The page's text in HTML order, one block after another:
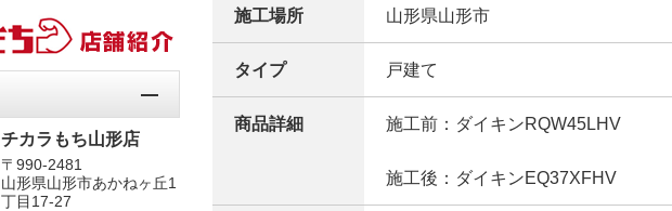
施工場所 山形県山形市
タイプ 戸建て
商品詳細 施工前：ダイキンRQW45LHV
施工後：ダイキンEQ37XFHV
チカラもち山形店
〒990-2481
山形県山形市あかねヶ丘1
丁目17-27